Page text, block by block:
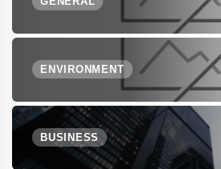
ENVIRONMENT
BUSINESS